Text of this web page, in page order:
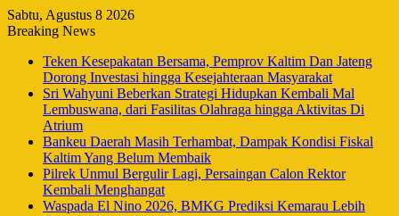
Sabtu, Agustus 8 2026
Breaking News
Teken Kesepakatan Bersama, Pemprov Kaltim Dan Jateng
Dorong Investasi hingga Kesejahteraan Masyarakat
Sri Wahyuni Beberkan Strategi Hidupkan Kembali Mal
Lembuswana, dari Fasilitas Olahraga hingga Aktivitas Di
Atrium
Bankeu Daerah Masih Terhambat, Dampak Kondisi Fiskal
Kaltim Yang Belum Membaik
Pilrek Unmul Bergulir Lagi, Persaingan Calon Rektor
Kembali Menghangat
Waspada El Nino 2026, BMKG Prediksi Kemarau Lebih